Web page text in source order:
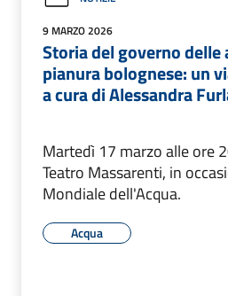
9 MARZO 2026
Storia del governo delle
pianura bolognese: un
a cura di Alessandra
Martedì 17 marzo alle ore
Teatro Massarenti, in
Mondiale dell'Acqua.
Acqua